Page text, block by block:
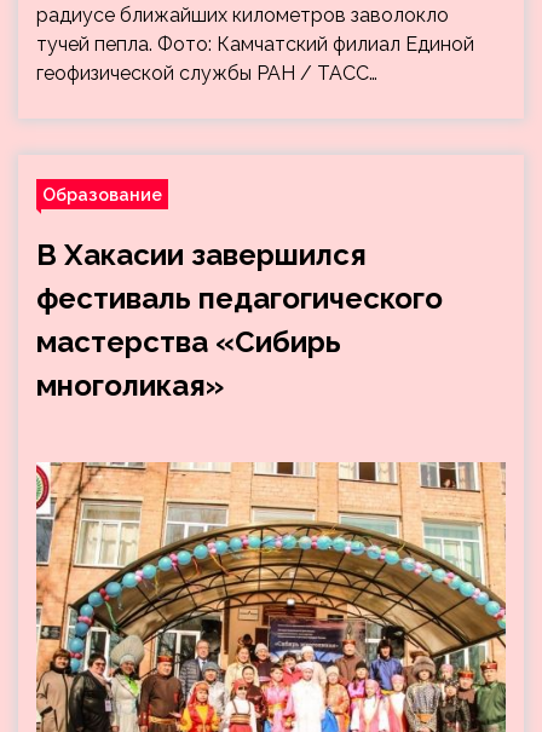
радиусе ближайших километров заволокло
тучей пепла. Фото: Камчатский филиал Единой
геофизической службы РАН / ТАСС…
Образование
В Хакасии завершился
фестиваль педагогического
мастерства «Сибирь
многоликая»